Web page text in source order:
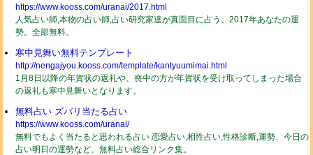
https://www.kooss.com/uranai/2017.html
人気占い師,本物の占い師,占い研究家達が真面目に占う、2017年あなたの運
勢。全部無料。
寒中見舞い無料テンプレート
http://nengajyou.kooss.com/template/kantyuumimai.html
1月8日以降の年賀状の返礼や、喪中の方が年賀状を受け取ってしまった場合
の返礼も寒中見舞いとなります。
無料占い ズバリ当たる占い
https://www.kooss.com/uranai/
無料でもよく当たると思われる占い 恋愛占い,相性占い,性格診断,運勢、今日の
占い明日の運勢など、無料占い総合リンク集。